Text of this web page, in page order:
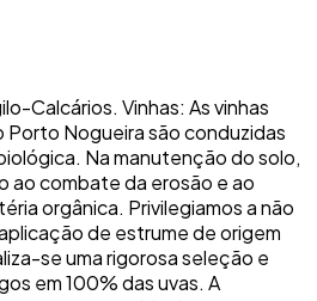
Calcários. Vinhas: As vinhas
Porto Nogueira são conduzidas
Na manutenção do solo,
ao combate da erosão e ao
orgânica. Privilegiamos a não
de estrume de origem
se uma rigorosa seleção e
em 100% das uvas. A